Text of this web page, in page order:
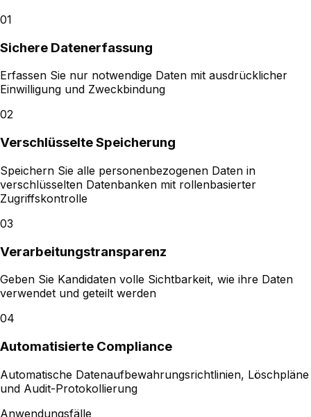
01
Sichere Datenerfassung
Erfassen Sie nur notwendige Daten mit ausdrücklicher
Einwilligung und Zweckbindung
02
Verschlüsselte Speicherung
Speichern Sie alle personenbezogenen Daten in
verschlüsselten Datenbanken mit rollenbasierter
Zugriffskontrolle
03
Verarbeitungstransparenz
Geben Sie Kandidaten volle Sichtbarkeit, wie ihre Daten
verwendet und geteilt werden
04
Automatisierte Compliance
Automatische Datenaufbewahrungsrichtlinien, Löschpläne
und Audit-Protokollierung
Anwendungsfälle